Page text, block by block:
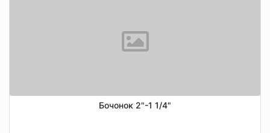
Бочонок 2"-1 1/4"